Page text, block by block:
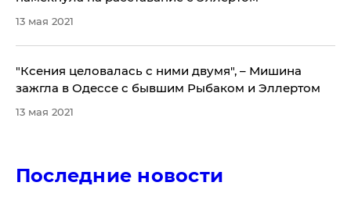
13 мая 2021
"Ксения целовалась с ними двумя", – Мишина
зажгла в Одессе с бывшим Рыбаком и Эллертом
13 мая 2021
Последние новости